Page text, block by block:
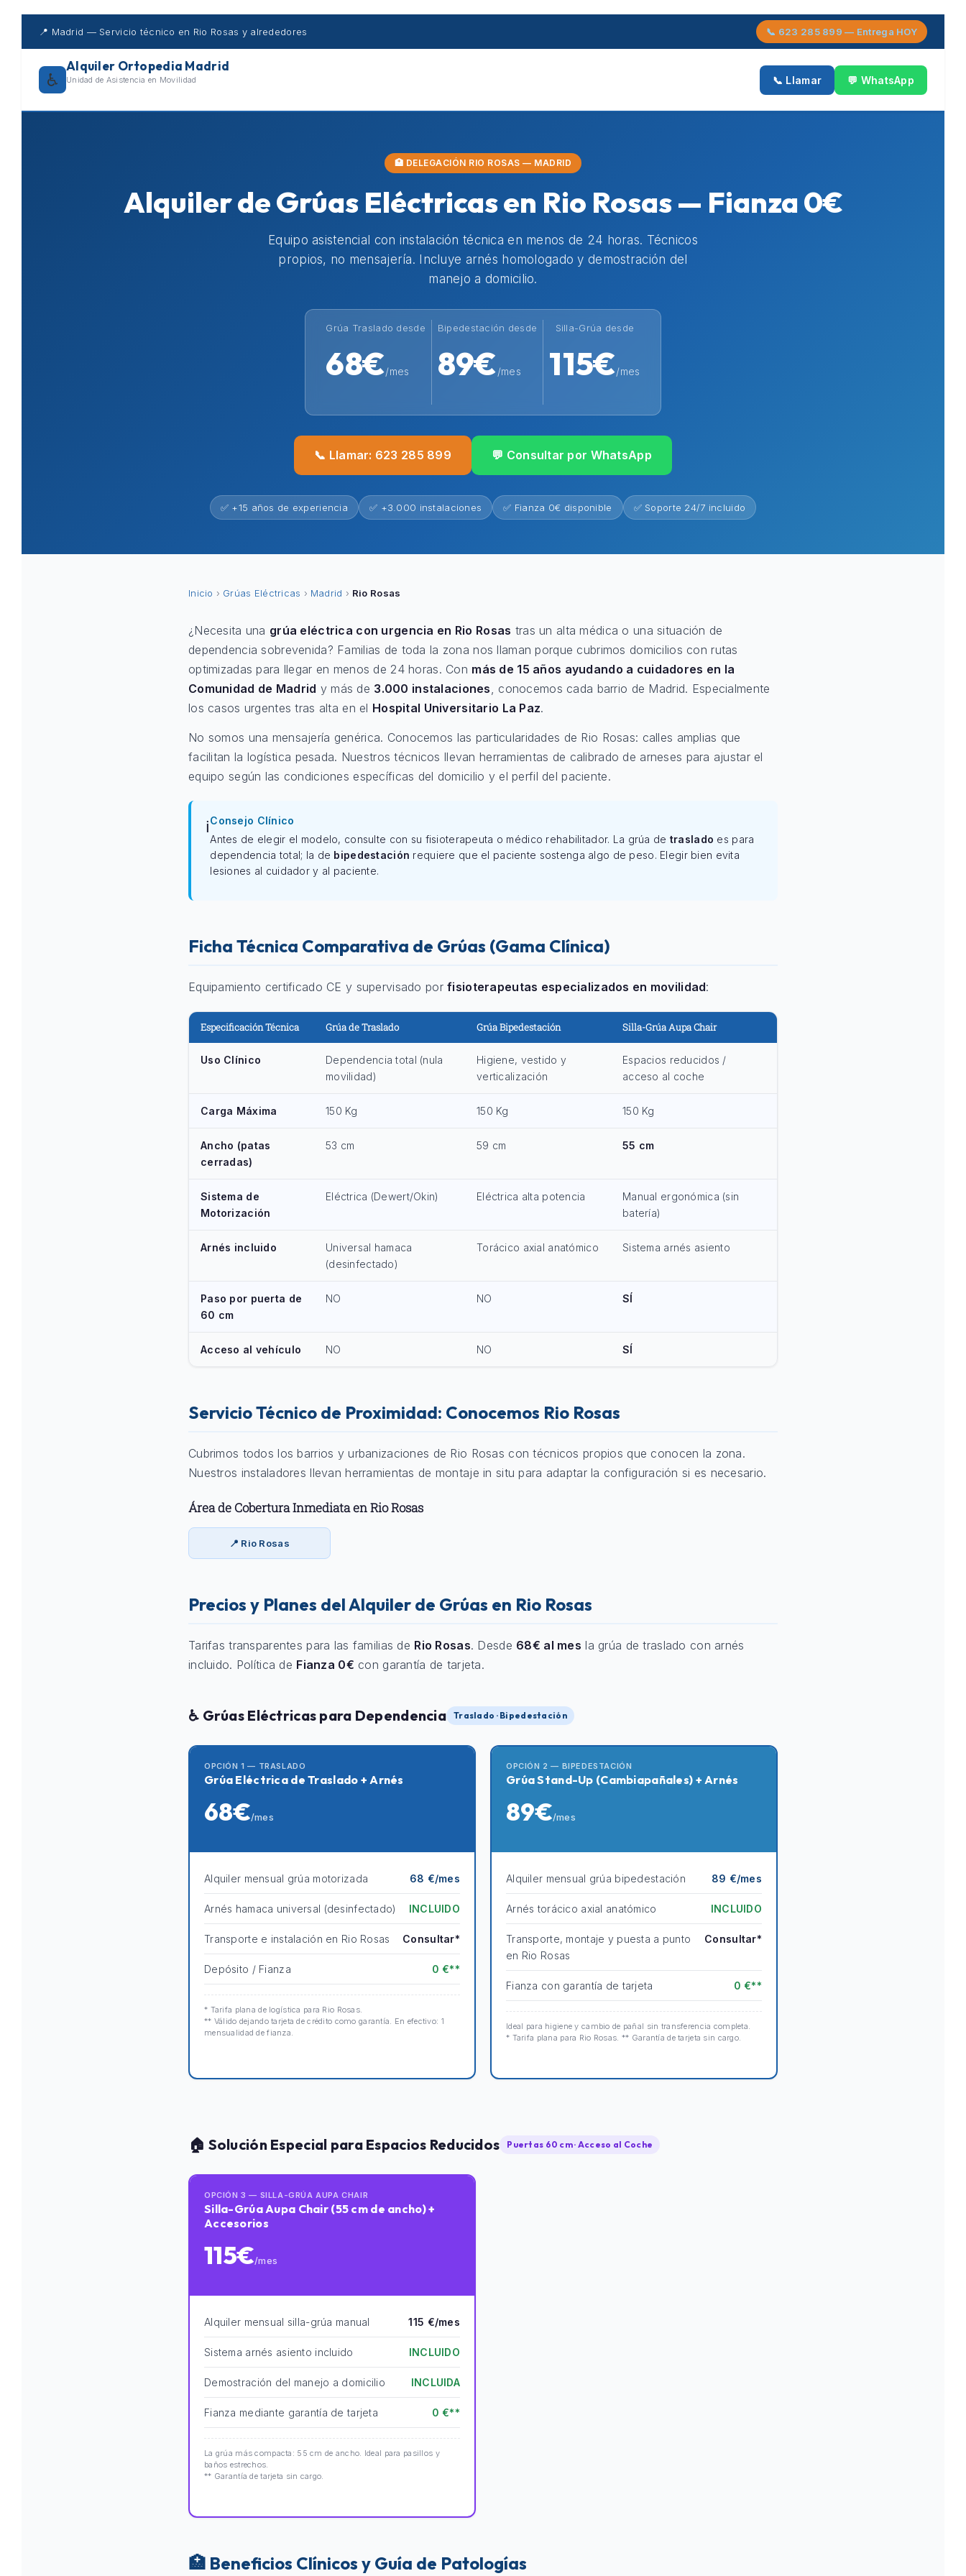
Skip
📍 Madrid — Servicio técnico en Rio Rosas y alrededores 📞 623 285 899 — Entrega HOY
♿
Alquiler Ortopedia Madrid
Unidad de Asistencia en Movilidad 📞 Llamar 💬 WhatsApp
🏥 DELEGACIÓN RIO ROSAS — MADRID
Alquiler de Grúas Eléctricas en Rio Rosas — Fianza 0€
Equipo asistencial con instalación técnica en menos de 24 horas. Técnicos
propios, no mensajería. Incluye arnés homologado y demostración del
manejo a domicilio.
Grúa Traslado desde
68€/mes
Bipedestación desde
89€/mes
Silla-Grúa desde
115€/mes
📞 Llamar: 623 285 899 💬 Consultar por WhatsApp
✅ +15 años de experiencia ✅ +3.000 instalaciones ✅ Fianza 0€ disponible ✅ Soporte 24/7 incluido
Inicio › Grúas Eléctricas › Madrid › Rio Rosas
¿Necesita una grúa eléctrica con urgencia en Rio Rosas tras un alta médica o una situación de
dependencia sobrevenida? Familias de toda la zona nos llaman porque cubrimos domicilios con rutas
optimizadas para llegar en menos de 24 horas. Con más de 15 años ayudando a cuidadores en la
Comunidad de Madrid y más de 3.000 instalaciones, conocemos cada barrio de Madrid. Especialmente
los casos urgentes tras alta en el Hospital Universitario La Paz.
No somos una mensajería genérica. Conocemos las particularidades de Rio Rosas: calles amplias que
facilitan la logística pesada. Nuestros técnicos llevan herramientas de calibrado de arneses para ajustar el
equipo según las condiciones específicas del domicilio y el perfil del paciente.
ℹ️Consejo Clínico
Antes de elegir el modelo, consulte con su fisioterapeuta o médico rehabilitador. La grúa de traslado es para
dependencia total; la de bipedestación requiere que el paciente sostenga algo de peso. Elegir bien evita
lesiones al cuidador y al paciente.
Ficha Técnica Comparativa de Grúas (Gama Clínica)
Equipamiento certificado CE y supervisado porfisioterapeutas especializados en movilidad:
Especificación Técnica Grúa de Traslado Grúa Bipedestación Silla-Grúa Aupa Chair
Uso Clínico
Dependencia total (nula
movilidad)
Higiene, vestido y
verticalización
Espacios reducidos /
acceso al coche
Carga Máxima 150 Kg 150 Kg 150 Kg
Ancho (patas
cerradas)
53 cm 59 cm 55 cm
Sistema de
Motorización
Eléctrica (Dewert/Okin) Eléctrica alta potencia
Manual ergonómica (sin
batería)
Arnés incluido
Universal hamaca
(desinfectado)
Torácico axial anatómico Sistema arnés asiento
Paso por puerta de
60 cm
NO NO SÍ
Acceso al vehículo NO NO SÍ
Servicio Técnico de Proximidad: Conocemos Rio Rosas
Cubrimos todos los barrios y urbanizaciones de Rio Rosas con técnicos propios que conocen la zona.
Nuestros instaladores llevan herramientas de montaje in situ para adaptar la configuración si es necesario.
Área de Cobertura Inmediata en Rio Rosas
📍 Rio Rosas
Precios y Planes del Alquiler de Grúas en Rio Rosas
Tarifas transparentes para las familias de Rio Rosas. Desde 68€ al mes la grúa de traslado con arnés
incluido. Política de Fianza 0€ con garantía de tarjeta.
♿ Grúas Eléctricas para Dependencia Traslado · Bipedestación
OPCIÓN 1 — TRASLADO
Grúa Eléctrica de Traslado + Arnés
68€/mes
Alquiler mensual grúa motorizada 68 €/mes
Arnés hamaca universal (desinfectado) INCLUIDO
Transporte e instalación en Rio Rosas Consultar*
Depósito / Fianza 0 €**
* Tarifa plana de logística para Rio Rosas.
** Válido dejando tarjeta de crédito como garantía. En efectivo: 1
mensualidad de fianza.
OPCIÓN 2 — BIPEDESTACIÓN
Grúa Stand-Up (Cambiapañales) + Arnés
89€/mes
Alquiler mensual grúa bipedestación 89 €/mes
Arnés torácico axial anatómico INCLUIDO
Transporte, montaje y puesta a punto
en Rio Rosas
Consultar*
Fianza con garantía de tarjeta 0 €**
Ideal para higiene y cambio de pañal sin transferencia completa.
* Tarifa plana para Rio Rosas. ** Garantía de tarjeta sin cargo.
🏠 Solución Especial para Espacios Reducidos Puertas 60 cm · Acceso al Coche
OPCIÓN 3 — SILLA-GRÚA AUPA CHAIR
Silla-Grúa Aupa Chair (55 cm de ancho) +
Accesorios
115€/mes
Alquiler mensual silla-grúa manual 115 €/mes
Sistema arnés asiento incluido INCLUIDO
Demostración del manejo a domicilio INCLUIDA
Fianza mediante garantía de tarjeta 0 €**
La grúa más compacta: 55 cm de ancho. Ideal para pasillos y
baños estrechos.
** Garantía de tarjeta sin cargo.
🏥 Beneficios Clínicos y Guía de Patologías